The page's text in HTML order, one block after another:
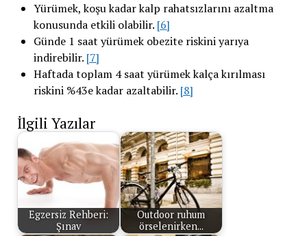
Yürümek, koşu kadar kalp rahatsızlarını azaltma
konusunda etkili olabilir. [6]
Günde 1 saat yürümek obezite riskini yarıya
indirebilir. [7]
Haftada toplam 4 saat yürümek kalça kırılması
riskini %43e kadar azaltabilir. [8]
İlgili Yazılar
Egzersiz Rehberi:
Şınav
Outdoor ruhum
örselenirken...